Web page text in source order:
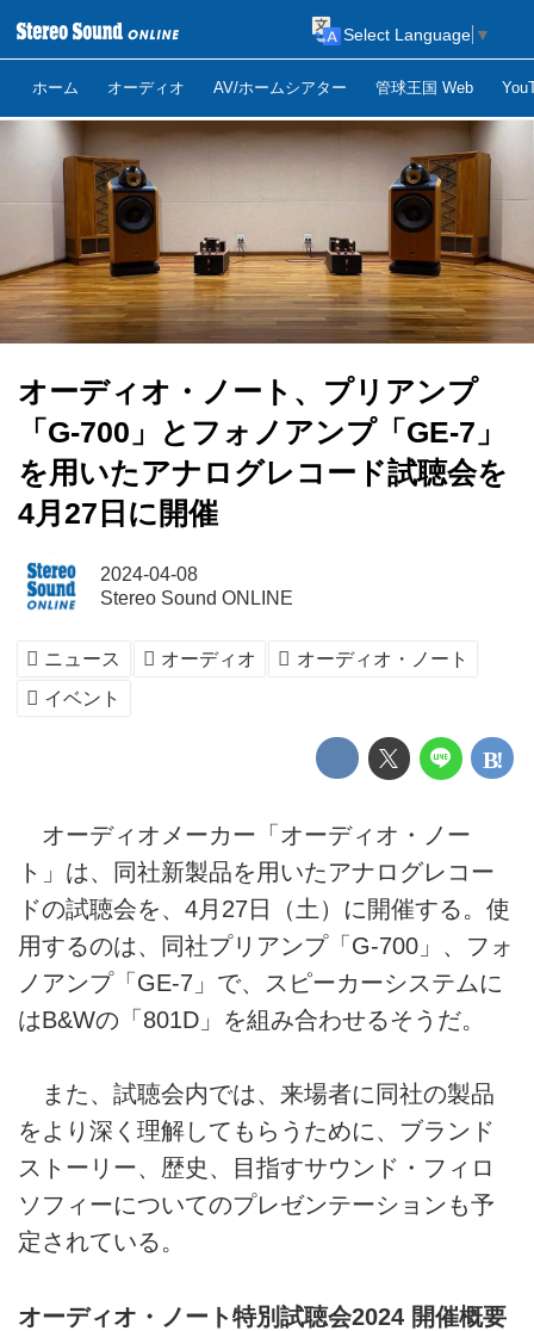
ホーム オーディオ AV/ホームシアター 管球王国 Web
Select Language ▼
オーディオ・ノート、プリアンプ
「G-700」とフォノアンプ「GE-7」
を用いたアナログレコード試聴会を
4月27日に開催
2024-04-08
Stereo Sound ONLINE
ニュース オーディオ
オーディオ・ノート
イベント
オーディオメーカー「オーディオ・ノー
ト」は、同社新製品を用いたアナログレコー
ドの試聴会を、4月27日（土）に開催する。使
用するのは、同社プリアンプ「G-700」、フォ
ノアンプ「GE-7」で、スピーカーシステムに
はB&Wの「801D」を組み合わせるそうだ。
また、試聴会内では、来場者に同社の製品
をより深く理解してもらうために、ブランド
ストーリー、歴史、目指すサウンド・フィロ
ソフィーについてのプレゼンテーションも予
定されている。
オーディオ・ノート特別試聴会2024 開催概要